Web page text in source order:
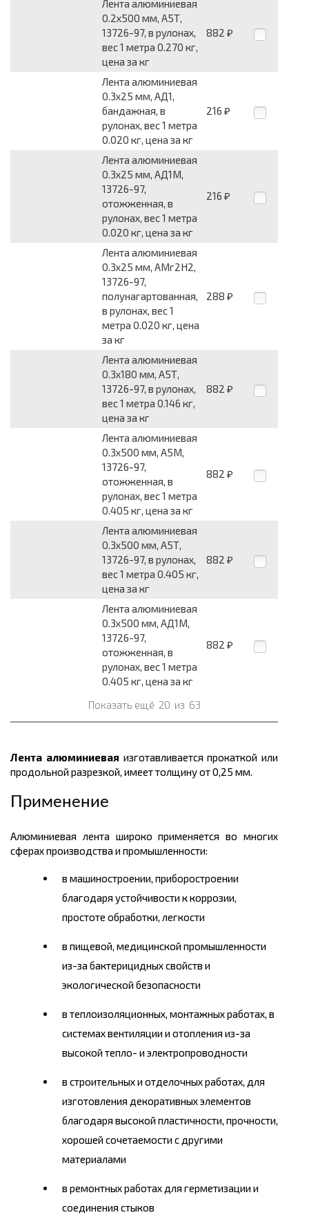
Лента алюминиевая
0.2x500 мм, А5Т,
13726-97, в рулонах,
вес 1 метра 0.270 кг,
цена за кг
882 ₽
Лента алюминиевая
0.3x25 мм, АД1,
бандажная, в
рулонах, вес 1 метра
0.020 кг, цена за кг
216 ₽
Лента алюминиевая
0.3x25 мм, АД1М,
13726-97,
отожженная, в
рулонах, вес 1 метра
0.020 кг, цена за кг
216 ₽
Лента алюминиевая
0.3x25 мм, АМг2Н2,
13726-97,
полунагартованная,
в рулонах, вес 1
метра 0.020 кг, цена
за кг
288 ₽
Лента алюминиевая
0.3x180 мм, А5Т,
13726-97, в рулонах,
вес 1 метра 0.146 кг,
цена за кг
882 ₽
Лента алюминиевая
0.3x500 мм, А5М,
13726-97,
отожженная, в
рулонах, вес 1 метра
0.405 кг, цена за кг
882 ₽
Лента алюминиевая
0.3x500 мм, А5Т,
13726-97, в рулонах,
вес 1 метра 0.405 кг,
цена за кг
882 ₽
Лента алюминиевая
0.3x500 мм, АД1М,
13726-97,
отожженная, в
рулонах, вес 1 метра
0.405 кг, цена за кг
882 ₽
Показать ещё 20 из 63
Лента алюминиевая изготавливается прокаткой или
продольной разрезкой, имеет толщину от 0,25 мм.
Применение
Алюминиевая лента широко применяется во многих
сферах производства и промышленности:
в машиностроении, приборостроении
благодаря устойчивости к коррозии,
простоте обработки, легкости
в пищевой, медицинской промышленности
из-за бактерицидных свойств и
экологической безопасности
в теплоизоляционных, монтажных работах, в
системах вентиляции и отопления из-за
высокой тепло- и электропроводности
в строительных и отделочных работах, для
изготовления декоративных элементов
благодаря высокой пластичности, прочности,
хорошей сочетаемости с другими
материалами
в ремонтных работах для герметизации и
соединения стыков